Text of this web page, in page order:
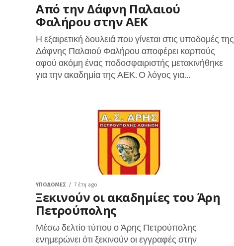
Από την Δάφνη Παλαιού
Φαλήρου στην ΑΕΚ
Η εξαιρετική δουλειά που γίνεται στις υποδομές της
Δάφνης Παλαιού Φαλήρου αποφέρει καρπούς
αφού ακόμη ένας ποδοσφαιριστής μετακινήθηκε
για την ακαδημία της ΑΕΚ. Ο λόγος για...
ΥΠΟΔΟΜΈΣ 7 έτη ago
Ξεκινούν οι ακαδημίες του Άρη
Πετρούπολης
Μέσω δελτίο τύπου ο Άρης Πετρούπολης
ενημερώνει ότι ξεκινούν οι εγγραφές στην